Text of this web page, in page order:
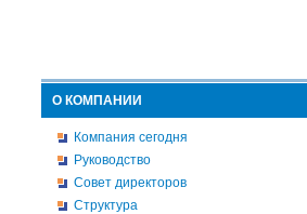
О КОМПАНИИ
Компания сегодня
Руководство
Совет директоров
Структура